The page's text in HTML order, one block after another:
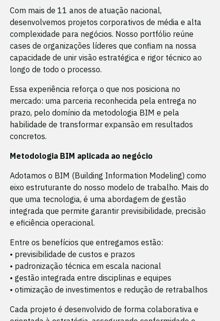
Com mais de 11 anos de atuação nacional,
desenvolvemos projetos corporativos de média e alta
complexidade para negócios. Nosso portfólio reúne
cases de organizações líderes que confiam na nossa
capacidade de unir visão estratégica e rigor técnico ao
longo de todo o processo.
Essa experiência reforça o que nos posiciona no
mercado: uma parceria reconhecida pela entrega no
prazo, pelo domínio da metodologia BIM e pela
habilidade de transformar expansão em resultados
concretos.
Metodologia BIM aplicada ao negócio
Adotamos o BIM (Building Information Modeling) como
eixo estruturante do nosso modelo de trabalho. Mais do
que uma tecnologia, é uma abordagem de gestão
integrada que permite garantir previsibilidade, precisão
e eficiência operacional.
Entre os benefícios que entregamos estão:
• previsibilidade de custos e prazos
• padronização técnica em escala nacional
• gestão integrada entre disciplinas e equipes
• otimização de investimentos e redução de retrabalhos
Cada projeto é desenvolvido de forma colaborativa e